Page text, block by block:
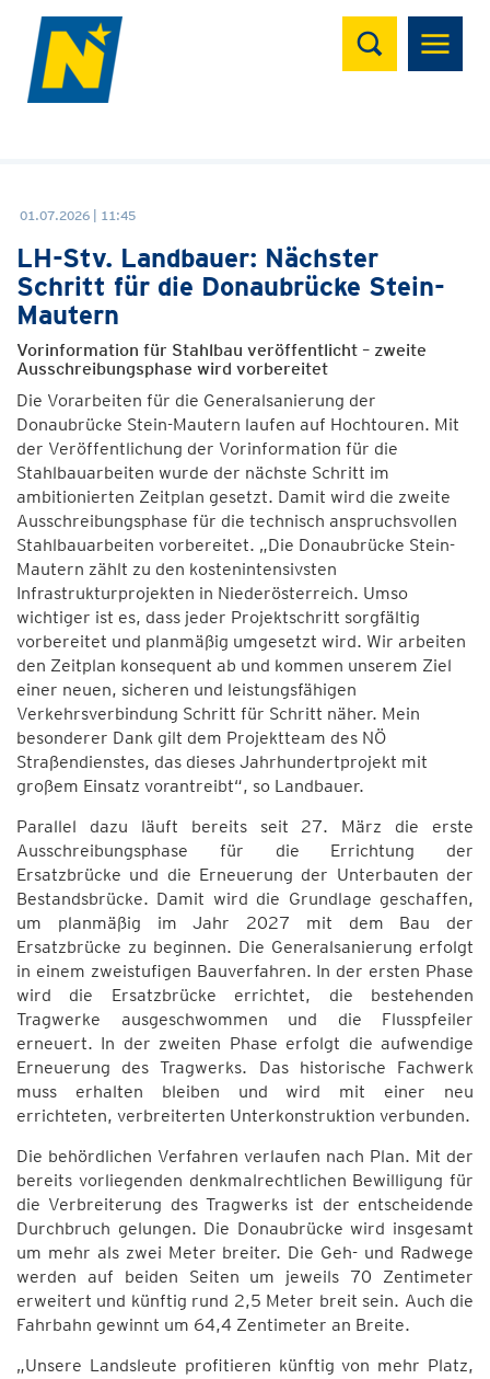
Suchen
01.07.2026 | 11:45
LH-Stv. Landbauer: Nächster
Schritt für die Donaubrücke Stein-
Mautern
Vorinformation für Stahlbau veröffentlicht – zweite
Ausschreibungsphase wird vorbereitet
Die Vorarbeiten für die Generalsanierung der
Donaubrücke Stein-Mautern laufen auf Hochtouren. Mit
der Veröffentlichung der Vorinformation für die
Stahlbauarbeiten wurde der nächste Schritt im
ambitionierten Zeitplan gesetzt. Damit wird die zweite
Ausschreibungsphase für die technisch anspruchsvollen
Stahlbauarbeiten vorbereitet. „Die Donaubrücke Stein-
Mautern zählt zu den kostenintensivsten
Infrastrukturprojekten in Niederösterreich. Umso
wichtiger ist es, dass jeder Projektschritt sorgfältig
vorbereitet und planmäßig umgesetzt wird. Wir arbeiten
den Zeitplan konsequent ab und kommen unserem Ziel
einer neuen, sicheren und leistungsfähigen
Verkehrsverbindung Schritt für Schritt näher. Mein
besonderer Dank gilt dem Projektteam des NÖ
Straßendienstes, das dieses Jahrhundertprojekt mit
großem Einsatz vorantreibt“, so Landbauer.
Parallel dazu läuft bereits seit 27. März die erste
Ausschreibungsphase für die Errichtung der
Ersatzbrücke und die Erneuerung der Unterbauten der
Bestandsbrücke. Damit wird die Grundlage geschaffen,
um planmäßig im Jahr 2027 mit dem Bau der
Ersatzbrücke zu beginnen. Die Generalsanierung erfolgt
in einem zweistufigen Bauverfahren. In der ersten Phase
wird die Ersatzbrücke errichtet, die bestehenden
Tragwerke ausgeschwommen und die Flusspfeiler
erneuert. In der zweiten Phase erfolgt die aufwendige
Erneuerung des Tragwerks. Das historische Fachwerk
muss erhalten bleiben und wird mit einer neu
errichteten, verbreiterten Unterkonstruktion verbunden.
Die behördlichen Verfahren verlaufen nach Plan. Mit der
bereits vorliegenden denkmalrechtlichen Bewilligung für
die Verbreiterung des Tragwerks ist der entscheidende
Durchbruch gelungen. Die Donaubrücke wird insgesamt
um mehr als zwei Meter breiter. Die Geh- und Radwege
werden auf beiden Seiten um jeweils 70 Zentimeter
erweitert und künftig rund 2,5 Meter breit sein. Auch die
Fahrbahn gewinnt um 64,4 Zentimeter an Breite.
„Unsere Landsleute profitieren künftig von mehr Platz,